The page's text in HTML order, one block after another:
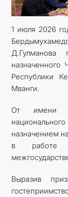
1 июля 2026
Д.Гулманова
назначенного
Республики
Мванги.
От имени
назначением
в работе
Выразив